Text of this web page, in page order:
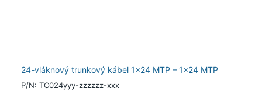
24-vláknový trunkový kábel 1x24 MTP – 1x24 MTP
P/N: TC024yyy-zzzzzz-xxx